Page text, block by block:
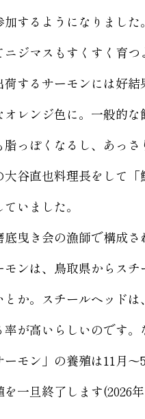
するようになりまし
ジマスもすくすく育
するサーモンには好
レンジ色に。一般的
っぽくなるし、あっ
谷直也料理長をして
いました。
曳き会の漁師で構成さ
モンは、鳥取県からス
か。スチールヘッド
が高いらしいのです
モン」の養殖は11月
一旦終了します(2026